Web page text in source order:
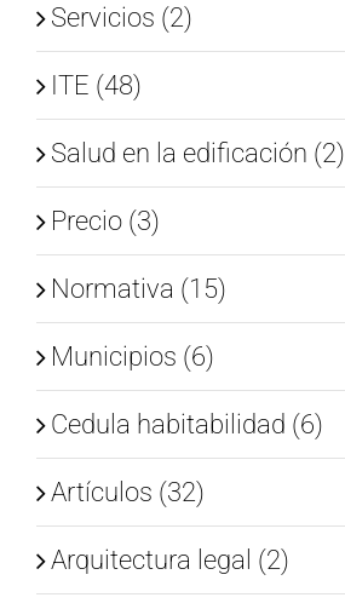
Servicios (2)
ITE (48)
Salud en la edificación (2)
Precio (3)
Normativa (15)
Municipios (6)
Cedula habitabilidad (6)
Artículos (32)
Arquitectura legal (2)